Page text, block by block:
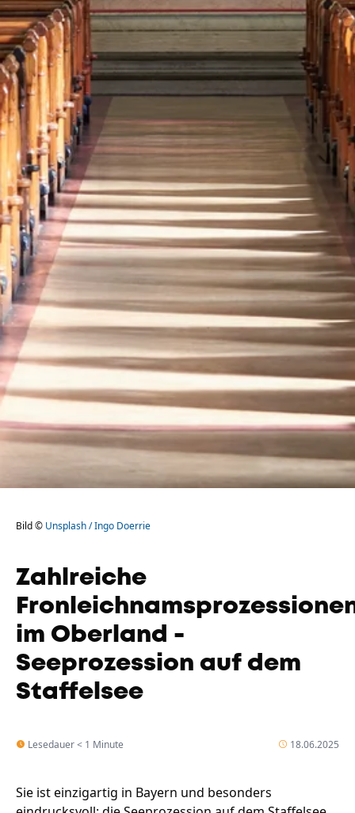
Bild © Unsplash / Ingo Doerrie
Zahlreiche
im Oberland -
Seeprozession auf dem
Staffelsee
Lesedauer < 1 Minute 18.06.2025
Sie ist einzigartig in Bayern und besonders